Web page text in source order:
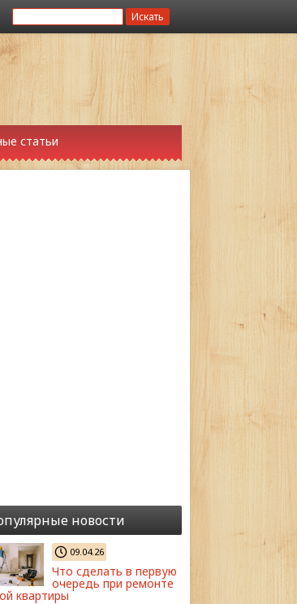
статьи
новости
09.04.26
Что сделать в первую
очередь при ремонте
квартиры